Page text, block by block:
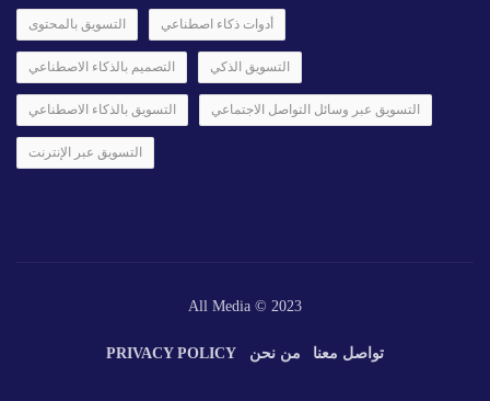
التسويق بالمحتوى أدوات ذكاء اصطناعي
التصميم بالذكاء الاصطناعي التسويق الذكي
التسويق بالذكاء الاصطناعي التسويق عبر وسائل التواصل الاجتماعي
التسويق عبر الإنترنت
All Media © 2023
تواصل معنا من نحن PRIVACY POLICY